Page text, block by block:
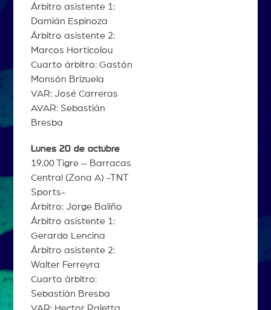
Árbitro asistente 1:
Damián Espinoza
Árbitro asistente 2:
Marcos Horticolou
Cuarto árbitro: Gastón
Monsón Brizuela
VAR: José Carreras
AVAR: Sebastián
Bresba
Lunes 20 de octubre
19.00 Tigre – Barracas
Central (Zona A) -TNT
Sports-
Árbitro: Jorge Baliño
Árbitro asistente 1:
Gerardo Lencina
Árbitro asistente 2:
Walter Ferreyra
Cuarto árbitro:
Sebastián Bresba